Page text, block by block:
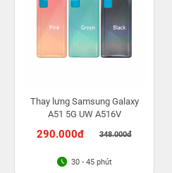
Thay lưng Samsung Galaxy
A51 5G UW A516V
290.000đ 348.000đ
30 - 45 phút